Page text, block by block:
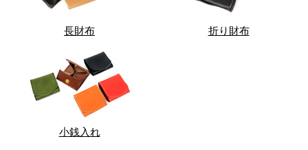
長財布 折り財布
小銭入れ